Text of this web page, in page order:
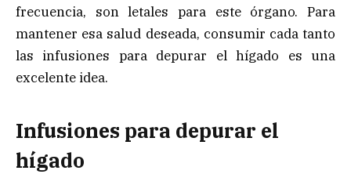
frecuencia, son letales para este órgano. Para
mantener esa salud deseada, consumir cada tanto
las infusiones para depurar el hígado es una
excelente idea.
Infusiones para depurar el
hígado